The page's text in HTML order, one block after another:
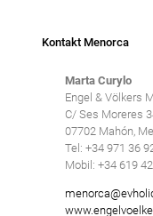
Kontakt Menorca
Marta Curylo
Engel & Völkers
C/ Ses Moreres
07702 Mahón,
Tel: +34 971 36
Mobil: +34 619